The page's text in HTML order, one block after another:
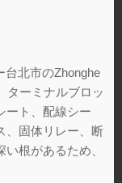
台北市のZhonghe
ターミナルブロッ
ート、配線シー
、固体リレー、断
根があるため、